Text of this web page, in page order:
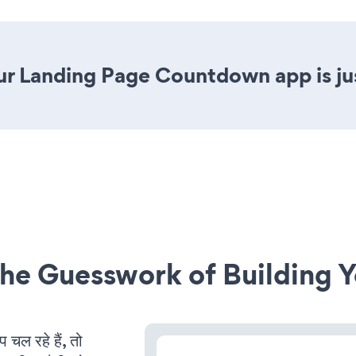
Landing Page Countdown app is
Guesswork of Building
रहे हैं, तो